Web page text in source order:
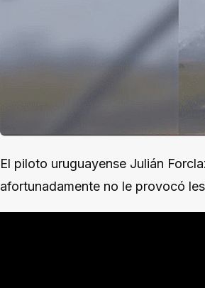
El piloto uruguayense Julián
afortunadamente no le provocó